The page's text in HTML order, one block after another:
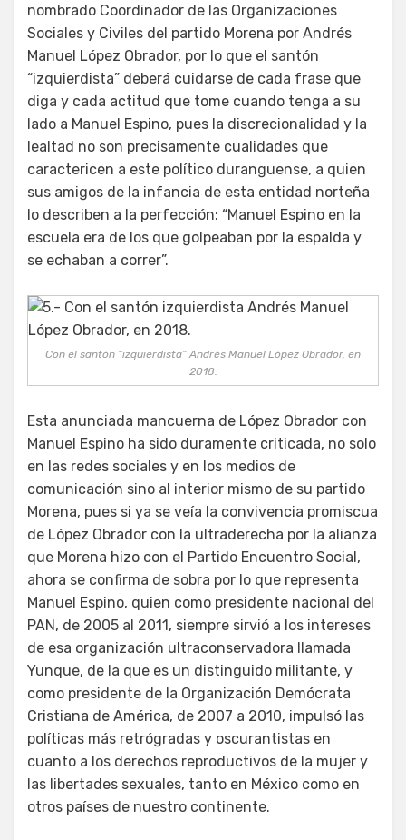
nombrado Coordinador de las Organizaciones
Sociales y Civiles del partido Morena por Andrés
Manuel López Obrador, por lo que el santón
“izquierdista” deberá cuidarse de cada frase que
diga y cada actitud que tome cuando tenga a su
lado a Manuel Espino, pues la discrecionalidad y la
lealtad no son precisamente cualidades que
caractericen a este político duranguense, a quien
sus amigos de la infancia de esta entidad norteña
lo describen a la perfección: “Manuel Espino en la
escuela era de los que golpeaban por la espalda y
se echaban a correr”.
Con el santón “izquierdista” Andrés Manuel López Obrador, en
2018.
Esta anunciada mancuerna de López Obrador con
Manuel Espino ha sido duramente criticada, no solo
en las redes sociales y en los medios de
comunicación sino al interior mismo de su partido
Morena, pues si ya se veía la convivencia promiscua
de López Obrador con la ultraderecha por la alianza
que Morena hizo con el Partido Encuentro Social,
ahora se confirma de sobra por lo que representa
Manuel Espino, quien como presidente nacional del
PAN, de 2005 al 2011, siempre sirvió a los intereses
de esa organización ultraconservadora llamada
Yunque, de la que es un distinguido militante, y
como presidente de la Organización Demócrata
Cristiana de América, de 2007 a 2010, impulsó las
políticas más retrógradas y oscurantistas en
cuanto a los derechos reproductivos de la mujer y
las libertades sexuales, tanto en México como en
otros países de nuestro continente.